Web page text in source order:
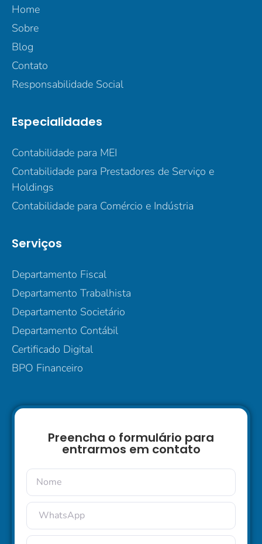
Home
Sobre
Blog
Contato
Responsabilidade Social
Especialidades
Contabilidade para MEI
Contabilidade para Prestadores de Serviço e
Holdings
Contabilidade para Comércio e Indústria
Serviços
Departamento Fiscal
Departamento Trabalhista
Departamento Societário
Departamento Contábil
Certificado Digital
BPO Financeiro
Preencha o formulário para
entrarmos em contato